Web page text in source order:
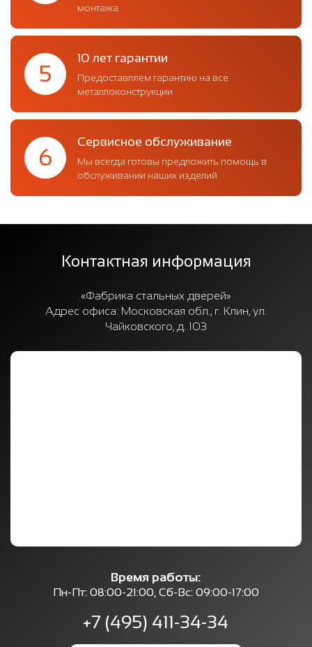
монтажа
5
10 лет гарантии
Предоставляем гарантию на все
металлоконструкции
6
Сервисное обслуживание
Мы всегда готовы предложить помощь в
обслуживании наших изделий
Контактная информация
«Фабрика стальных дверей»
Адрес офиса: Московская обл., г. Клин, ул.
Чайковского, д. 103
Время работы:
Пн-Пт: 08:00-21:00, Сб-Вс: 09:00-17:00
+7 (495) 411-34-34